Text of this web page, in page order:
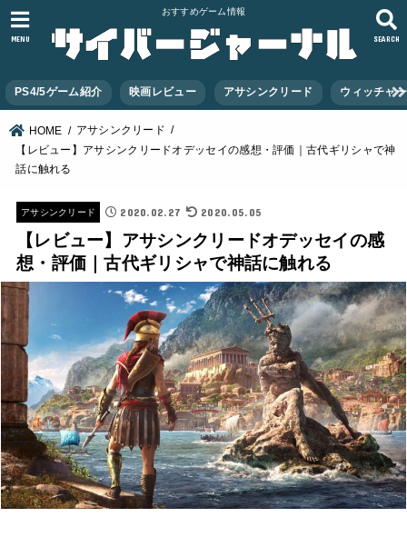
おすすめゲーム情報
SEARCH
MENU
PS4/5ゲーム紹介 映画レビュー アサシンクリード ウィッチャー
HOME
アサシンクリード
【レビュー】アサシンクリードオデッセイの感想・評価｜古代ギリシャで神
話に触れる
アサシンクリード 2020.02.27 2020.05.05
【レビュー】アサシンクリードオデッセイの感
想・評価｜古代ギリシャで神話に触れる